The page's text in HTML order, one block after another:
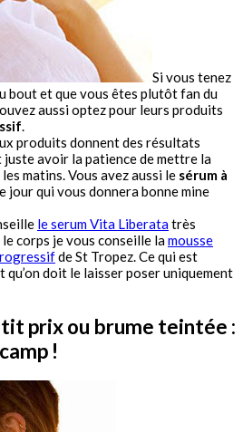
Si vous tenez
bout et que vous êtes plutôt fan du
aussi optez pour leurs produits
.
produits donnent des résultats
avoir la patience de mettre la
matins. Vous avez aussi le sérum à
jour qui vous donnera bonne mine
le serum Vita Liberatatrès
corps je vous conseille lamousse
de St Tropez. Ce qui est
qu’on doit le laisser poser uniquement
prix ou brume teintée :
!